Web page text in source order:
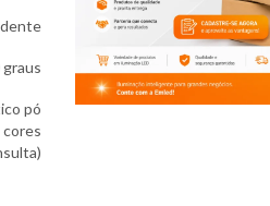
graus
pó
cores